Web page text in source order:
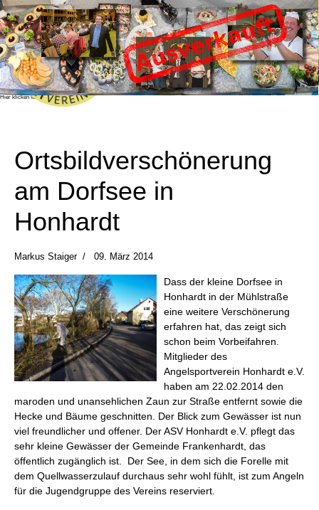
Fischessen 2026
Das beliebte und bekannte Fischessen des
Angelsportvereine Honhardt e.V. findet dieses
Jahr am Samstag, den 24.10.2026 in der
Sandberghalle in Honhardt statt.
Das Fischessen ist bereits ausverlauft!
Sie können sich mit Hilfe des "Benachrichtigen
Sie mich!" Buttons im Bestellformular in eine
Warteliste eintragen, sollten noch Karten
verfügbar werden, erhalten Sie eine
Benachrichtigung.
Wir wünschen allen Gästen einen schönen und
unterhaltsamen Abend!
Hier klicken für mehr Info!
Ortsbildverschönerung
am Dorfsee in
Honhardt
Markus Staiger 09. März 2014
Dass der kleine Dorfsee in
Honhardt in der Mühlstraße
eine weitere Verschönerung
erfahren hat, das zeigt sich
schon beim Vorbeifahren.
Mitglieder des
Angelsportverein Honhardt e.V.
haben am 22.02.2014 den
maroden und unansehlichen Zaun zur Straße entfernt sowie die
Hecke und Bäume geschnitten. Der Blick zum Gewässer ist nun
viel freundlicher und offener. Der ASV Honhardt e.V. pflegt das
sehr kleine Gewässer der Gemeinde Frankenhardt, das
öffentlich zugänglich ist. Der See, in dem sich die Forelle mit
dem Quellwasserzulauf durchaus sehr wohl fühlt, ist zum Angeln
für die Jugendgruppe des Vereins reserviert.